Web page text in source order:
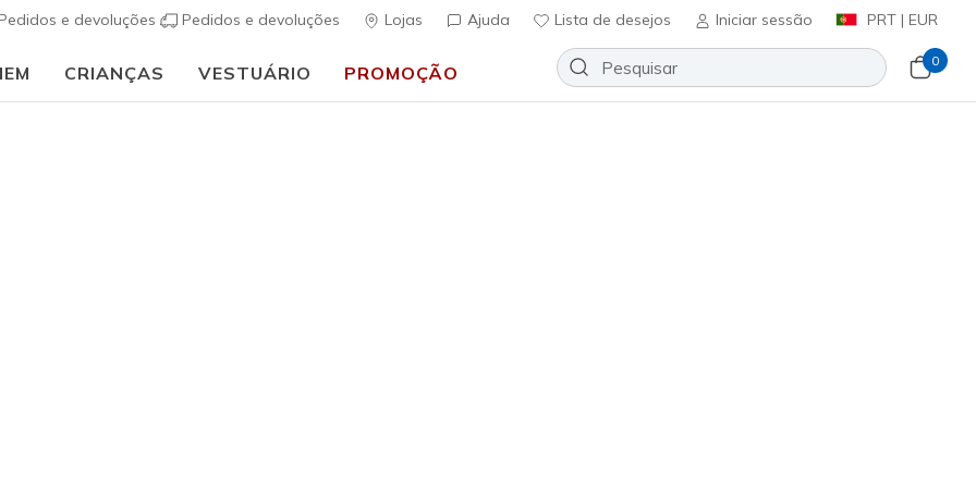
e devoluções Pedidos e devoluções Lojas Ajuda Lista de desejos Iniciar sessão PRT | EUR
CRIANÇAS VESTUÁRIO PROMOÇÃO
0